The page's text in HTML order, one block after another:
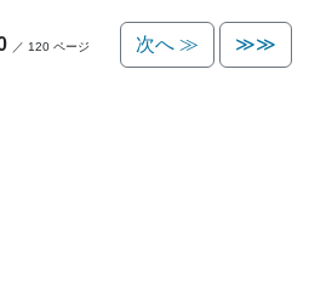
／ 120 ページ 次へ ≫ ≫≫